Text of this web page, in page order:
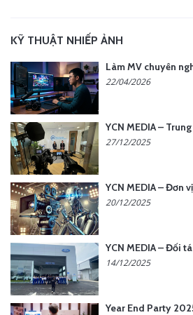
KỸ THUẬT NHIẾP ẢNH
22/04/2026
27/12/2025
20/12/2025
14/12/2025